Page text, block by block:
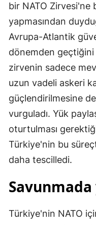
bir NATO Zirvesi'ne
yapmasından
Avrupa-Atlantik
dönemden geçtiğini
zirvenin sadece
uzun vadeli askeri
güçlendirilmesine de
vurguladı. Yük
oturtulması
Türkiye'nin bu
daha tescilledi.
Türkiye'nin NATO